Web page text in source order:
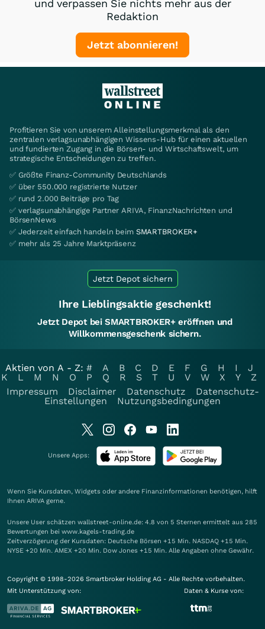
und verpassen Sie nichts mehr aus der
Redaktion
Jetzt abonnieren!
Profitieren Sie von unserem Alleinstellungsmerkmal als den
zentralen verlagsunabhängigen Wissens-Hub für einen aktuellen
und fundierten Zugang in die Börsen- und Wirtschaftswelt, um
strategische Entscheidungen zu treffen.
✅ Größte Finanz-Community Deutschlands
✅ über 550.000 registrierte Nutzer
✅ rund 2.000 Beiträge pro Tag
✅ verlagsunabhängige Partner ARIVA, FinanzNachrichten und
BörsenNews
✅ Jederzeit einfach handeln beim SMARTBROKER+
✅ mehr als 25 Jahre Marktpräsenz
Jetzt Depot sichern
Ihre Lieblingsaktie geschenkt!
Jetzt Depot bei SMARTBROKER+ eröffnen und
Willkommensgeschenk sichern.
Aktien von A - Z: # A B C D E F G H I
J
K
L M N O P Q R S T U V W X Y
Z
Impressum
Disclaimer Datenschutz
Datenschutz-
Einstellungen
Nutzungsbedingungen
Unsere Apps:
Wenn Sie Kursdaten, Widgets oder andere Finanzinformationen benötigen, hilft
Ihnen ARIVA gerne.
Unsere User schätzen wallstreet-online.de: 4.8 von 5 Sternen ermittelt aus 285
Bewertungen bei www.kagels-trading.de
Zeitverzögerung der Kursdaten: Deutsche Börsen +15 Min. NASDAQ +15 Min.
NYSE +20 Min. AMEX +20 Min. Dow Jones +15 Min. Alle Angaben ohne Gewähr.
Copyright © 1998-2026 Smartbroker Holding AG - Alle Rechte vorbehalten.
Mit Unterstützung von:
Daten & Kurse von: